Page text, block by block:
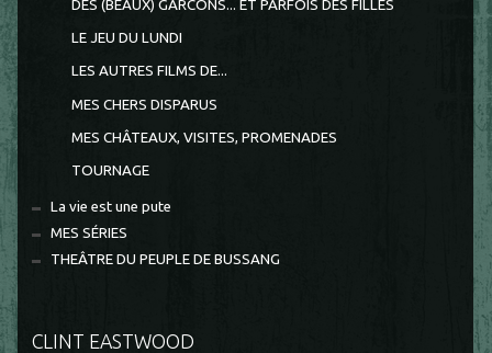
DES (BEAUX) GARCONS... ET PARFOIS DES FILLES
LE JEU DU LUNDI
LES AUTRES FILMS DE...
MES CHERS DISPARUS
MES CHÂTEAUX, VISITES, PROMENADES
TOURNAGE
La vie est une pute
MES SÉRIES
THEÂTRE DU PEUPLE DE BUSSANG
CLINT EASTWOOD